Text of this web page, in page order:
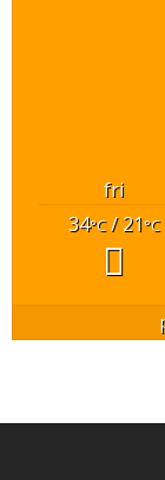
fri
34°C/ 21°C